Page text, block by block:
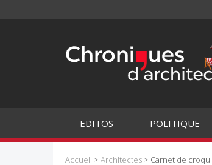
EDITOS POLITIQUE
Accueil > Architectes > Carnet de